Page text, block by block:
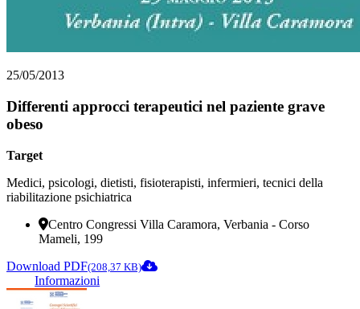
25/05/2013
Differenti approcci terapeutici nel paziente grave
obeso
Target
Medici, psicologi, dietisti, fisioterapisti, infermieri, tecnici della
riabilitazione psichiatrica
Centro Congressi Villa Caramora, Verbania - Corso
Mameli, 199
Download PDF(208,37 KB)
Informazioni